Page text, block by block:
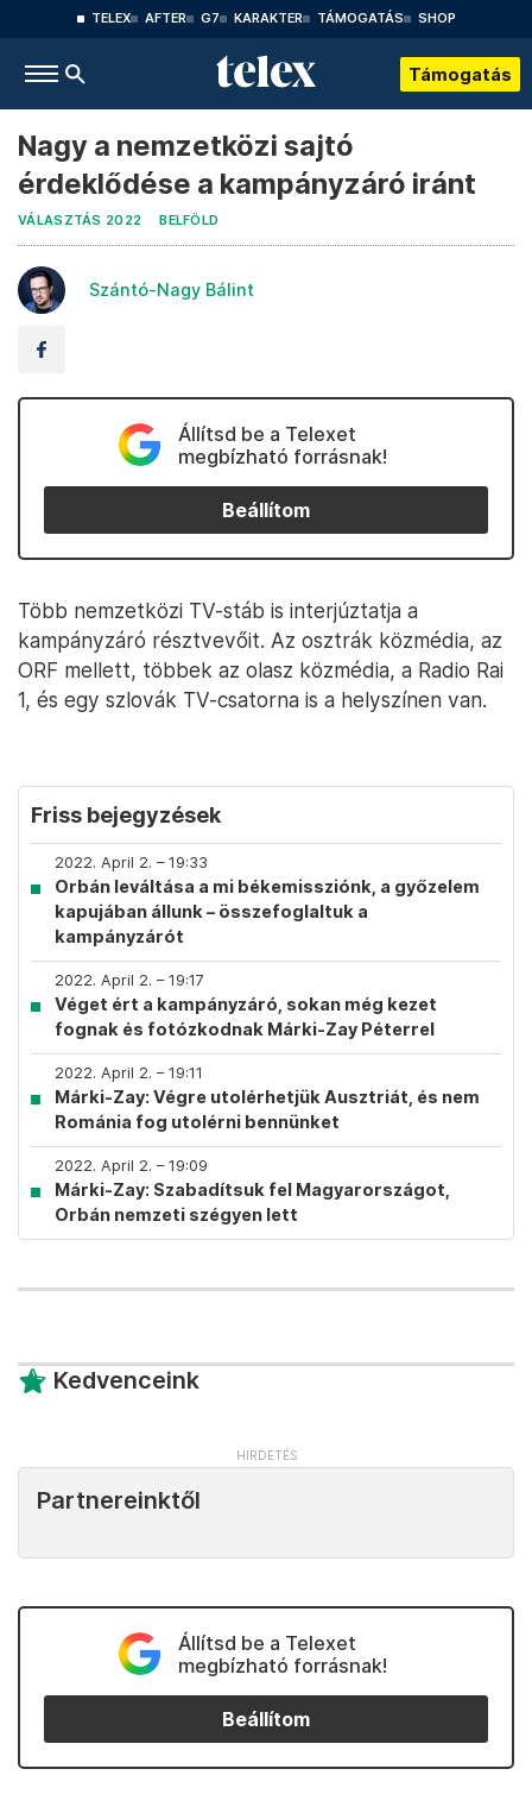
TELEX AFTER G7 KARAKTER TÁMOGATÁS SHOP
Támogatás
Nagy a nemzetközi sajtó
érdeklődése a kampányzáró iránt
VÁLASZTÁS 2022 BELFÖLD
Szántó-Nagy Bálint
Állítsd be a Telexet
megbízható forrásnak!
Beállítom
Több nemzetközi TV-stáb is interjúztatja a
kampányzáró résztvevőit. Az osztrák közmédia, az
ORF mellett, többek az olasz közmédia, a Radio Rai
1, és egy szlovák TV-csatorna is a helyszínen van.
Friss bejegyzések
2022. April 2. – 19:33
Orbán leváltása a mi békemissziónk, a győzelem
kapujában állunk – összefoglaltuk a
kampányzárót
2022. April 2. – 19:17
Véget ért a kampányzáró, sokan még kezet
fognak és fotózkodnak Márki-Zay Péterrel
2022. April 2. – 19:11
Márki-Zay: Végre utolérhetjük Ausztriát, és nem
Románia fog utolérni bennünket
2022. April 2. – 19:09
Márki-Zay: Szabadítsuk fel Magyarországot,
Orbán nemzeti szégyen lett
Kedvenceink
Partnereinktől
Állítsd be a Telexet
megbízható forrásnak!
Beállítom